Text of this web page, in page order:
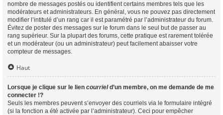
nombre de messages postés ou identifient certains membres tels que les
modérateurs et administrateurs. En général, vous ne pouvez pas directement
modifier l’intitulé d’un rang car il est paramétré par l’administrateur du forum.
Évitez de poster des messages sur le forum dans le seul but de passer au
rang supérieur. Sur la plupart des forums, cette pratique est rarement tolérée
et un modérateur (ou un administrateur) peut facilement abaisser votre
compteur de messages.
Haut
Lorsque je clique sur le lien courrield’un membre, on me demande de me
connecter !?
Seuls les membres peuvent s’envoyer des courriels via le formulaire intégré
(si la fonction a été activée par l’administrateur). Ceci pour empêcher